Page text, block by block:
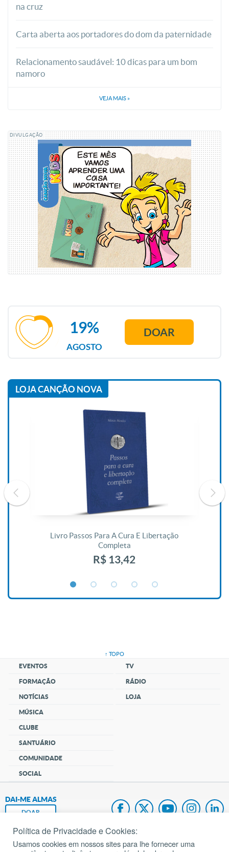
na cruz
Carta aberta aos portadores do dom da paternidade
Relacionamento saudável: 10 dicas para um bom
namoro
VEJA MAIS »
DIVULGAÇÃO
AGOSTO
19% DOAR
LOJA CANÇÃO NOVA
Livro Passos Para A Cura E Libertação
Completa
R$ 13,42
↑ TOPO
EVENTOS
FORMAÇÃO
NOTÍCIAS
MÚSICA
CLUBE
SANTUÁRIO
COMUNIDADE
SOCIAL
TV
RÁDIO
LOJA
DAI-ME ALMAS
DOAR
Fundação João Paulo II
Política de Privacidade e Cookies:
Usamos cookies em nossos sites para lhe fornecer uma